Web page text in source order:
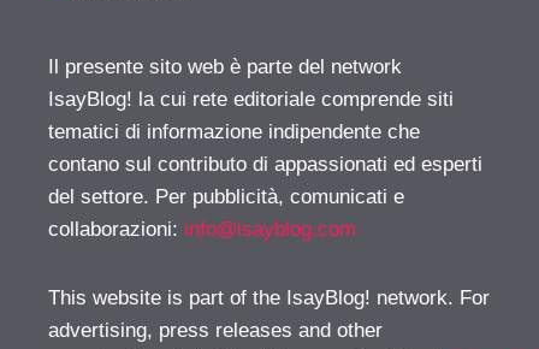
Il presente sito web è parte del network
IsayBlog! la cui rete editoriale comprende siti
tematici di informazione indipendente che
contano sul contributo di appassionati ed esperti
del settore. Per pubblicità, comunicati e
collaborazioni: info@isayblog.com
This website is part of the IsayBlog! network. For
advertising, press releases and other